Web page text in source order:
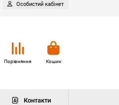
Особистий кабінет
Порівняння Кошик
Контакти